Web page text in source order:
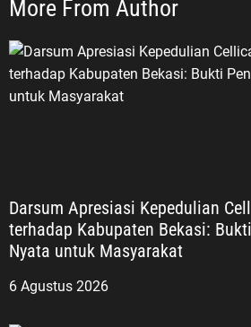
More From Author
Darsum Apresiasi Kepedulian
terhadap Kabupaten Bekasi:
Nyata untuk Masyarakat
6 Agustus 2026